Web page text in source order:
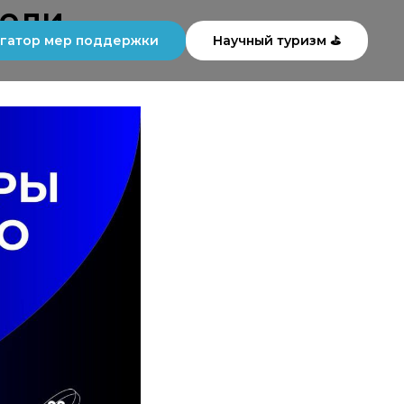
мер поддержки Научный туризм ⛳